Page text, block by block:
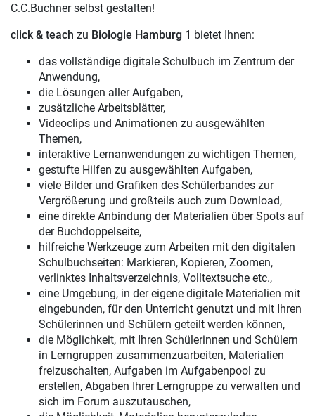
C.C.Buchner selbst gestalten!
click & teach zu Biologie Hamburg 1 bietet Ihnen:
das vollständige digitale Schulbuch im Zentrum der
Anwendung,
die Lösungen aller Aufgaben,
zusätzliche Arbeitsblätter,
Videoclips und Animationen zu ausgewählten
Themen,
interaktive Lernanwendungen zu wichtigen Themen,
gestufte Hilfen zu ausgewählten Aufgaben,
viele Bilder und Grafiken des Schülerbandes zur
Vergrößerung und großteils auch zum Download,
eine direkte Anbindung der Materialien über Spots auf
der Buchdoppelseite,
hilfreiche Werkzeuge zum Arbeiten mit den digitalen
Schulbuchseiten: Markieren, Kopieren, Zoomen,
verlinktes Inhaltsverzeichnis, Volltextsuche etc.,
eine Umgebung, in der eigene digitale Materialien mit
eingebunden, für den Unterricht genutzt und mit Ihren
Schülerinnen und Schülern geteilt werden können,
die Möglichkeit, mit Ihren Schülerinnen und Schülern
in Lerngruppen zusammenzuarbeiten, Materialien
freizuschalten, Aufgaben im Aufgabenpool zu
erstellen, Abgaben Ihrer Lerngruppe zu verwalten und
sich im Forum auszutauschen,